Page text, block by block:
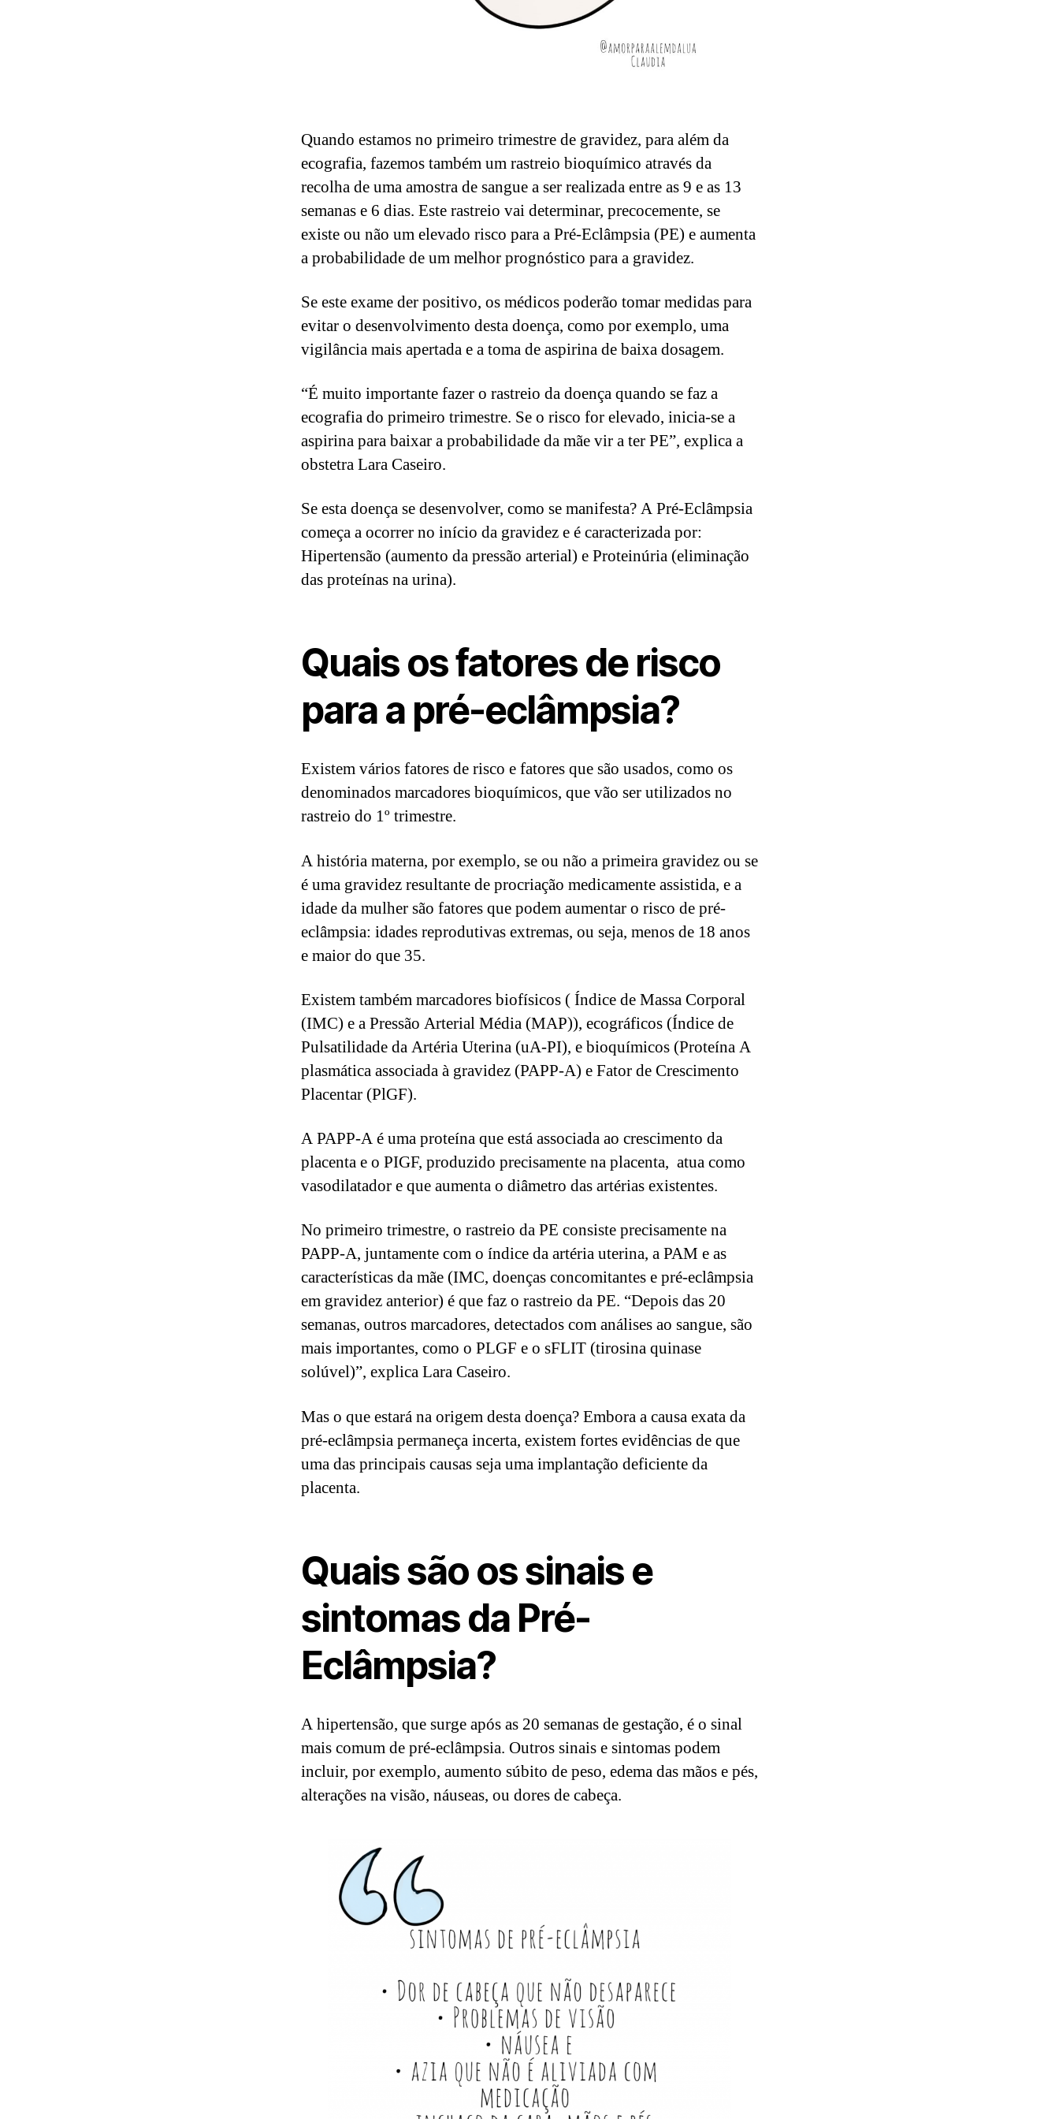
Quando estamos no primeiro trimestre de gravidez, para além da
ecografia, fazemos também um rastreio bioquímico através da
recolha de uma amostra de sangue a ser realizada entre as 9 e as 13
semanas e 6 dias. Este rastreio vai determinar, precocemente, se
existe ou não um elevado risco para a Pré-Eclâmpsia (PE) e aumenta
a probabilidade de um melhor prognóstico para a gravidez.
Se este exame der positivo, os médicos poderão tomar medidas para
evitar o desenvolvimento desta doença, como por exemplo, uma
vigilância mais apertada e a toma de aspirina de baixa dosagem.
“É muito importante fazer o rastreio da doença quando se faz a
ecografia do primeiro trimestre. Se o risco for elevado, inicia-se a
aspirina para baixar a probabilidade da mãe vir a ter PE”, explica a
obstetra Lara Caseiro.
Se esta doença se desenvolver, como se manifesta? A Pré-Eclâmpsia
começa a ocorrer no início da gravidez e é caracterizada por:
Hipertensão (aumento da pressão arterial) e Proteinúria (eliminação
das proteínas na urina).
Quais os fatores de risco
para a pré-eclâmpsia?
Existem vários fatores de risco e fatores que são usados, como os
denominados marcadores bioquímicos, que vão ser utilizados no
rastreio do 1º trimestre.
A história materna, por exemplo, se ou não a primeira gravidez ou se
é uma gravidez resultante de procriação medicamente assistida, e a
idade da mulher são fatores que podem aumentar o risco de pré-
eclâmpsia: idades reprodutivas extremas, ou seja, menos de 18 anos
e maior do que 35.
Existem também marcadores biofísicos ( Índice de Massa Corporal
(IMC) e a Pressão Arterial Média (MAP)), ecográficos (Índice de
Pulsatilidade da Artéria Uterina (uA-PI), e bioquímicos (Proteína A
plasmática associada à gravidez (PAPP-A) e Fator de Crescimento
Placentar (PlGF).
A PAPP-A é uma proteína que está associada ao crescimento da
placenta e o PIGF, produzido precisamente na placenta, atua como
vasodilatador e que aumenta o diâmetro das artérias existentes.
No primeiro trimestre, o rastreio da PE consiste precisamente na
PAPP-A, juntamente com o índice da artéria uterina, a PAM e as
características da mãe (IMC, doenças concomitantes e pré-eclâmpsia
em gravidez anterior) é que faz o rastreio da PE. “Depois das 20
semanas, outros marcadores, detectados com análises ao sangue, são
mais importantes, como o PLGF e o sFLIT (tirosina quinase
solúvel)”, explica Lara Caseiro.
Mas o que estará na origem desta doença? Embora a causa exata da
pré-eclâmpsia permaneça incerta, existem fortes evidências de que
uma das principais causas seja uma implantação deficiente da
placenta.
Quais são os sinais e
sintomas da Pré-
Eclâmpsia?
A hipertensão, que surge após as 20 semanas de gestação, é o sinal
mais comum de pré-eclâmpsia. Outros sinais e sintomas podem
incluir, por exemplo, aumento súbito de peso, edema das mãos e pés,
alterações na visão, náuseas, ou dores de cabeça.